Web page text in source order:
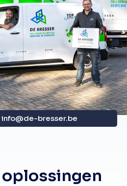
info@de-bresser.be
oplossingen